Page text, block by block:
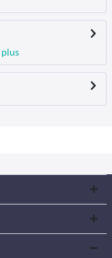
plus